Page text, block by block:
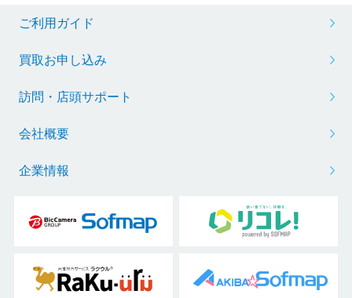
ご利用ガイド
買取お申し込み
訪問・店頭サポート
会社概要
企業情報